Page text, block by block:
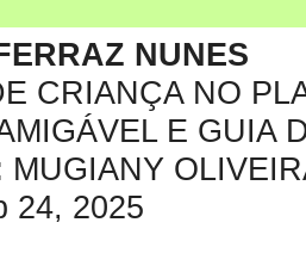
NUNES
CRIANÇA NO
E GUIA
MUGIANY
24, 2025